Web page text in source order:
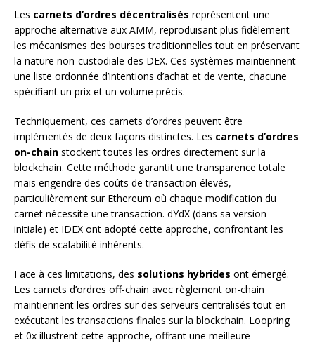
Les carnets d’ordres décentralisés représentent une
approche alternative aux AMM, reproduisant plus fidèlement
les mécanismes des bourses traditionnelles tout en préservant
la nature non-custodiale des DEX. Ces systèmes maintiennent
une liste ordonnée d’intentions d’achat et de vente, chacune
spécifiant un prix et un volume précis.
Techniquement, ces carnets d’ordres peuvent être
implémentés de deux façons distinctes. Les carnets d’ordres
on-chain stockent toutes les ordres directement sur la
blockchain. Cette méthode garantit une transparence totale
mais engendre des coûts de transaction élevés,
particulièrement sur Ethereum où chaque modification du
carnet nécessite une transaction. dYdX (dans sa version
initiale) et IDEX ont adopté cette approche, confrontant les
défis de scalabilité inhérents.
Face à ces limitations, des solutions hybrides ont émergé.
Les carnets d’ordres off-chain avec règlement on-chain
maintiennent les ordres sur des serveurs centralisés tout en
exécutant les transactions finales sur la blockchain. Loopring
et 0x illustrent cette approche, offrant une meilleure